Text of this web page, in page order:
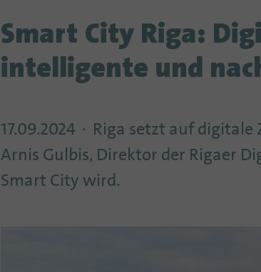
Smart City Riga:
intelligente und
17.09.2024
Riga setzt auf
Arnis Gulbis, Direktor der Rigaer
Smart City wird.